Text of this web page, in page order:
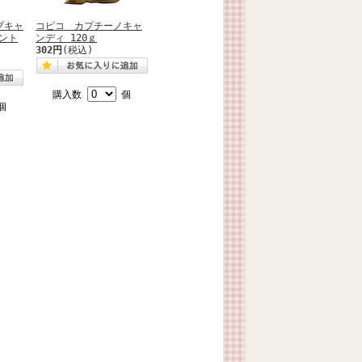
キャ
ト
コピコ カプチーノキャ
ンディ 120ｇ
302円 (税込)
購入数 個